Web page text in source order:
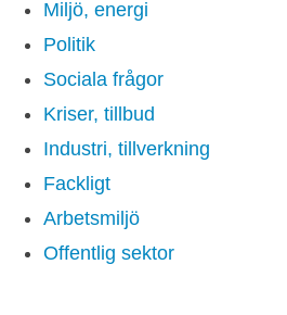
Miljö, energi
Politik
Sociala frågor
Kriser, tillbud
Industri, tillverkning
Fackligt
Arbetsmiljö
Offentlig sektor